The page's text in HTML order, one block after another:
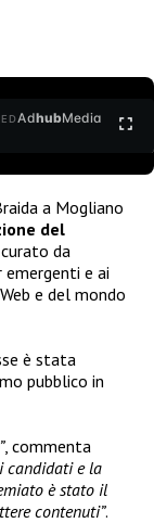
AdhubMedia
a Mogliano
del
da
emergenti e ai
e del mondo
è stata
pubblico in
, commenta
candidati e la
è stato il
contenuti”.